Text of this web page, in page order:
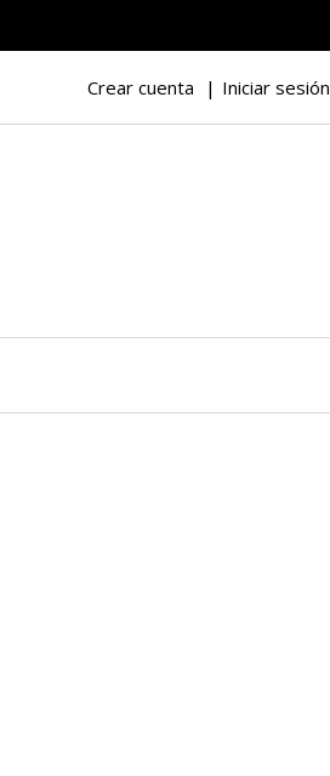
Crear cuenta Iniciar sesión